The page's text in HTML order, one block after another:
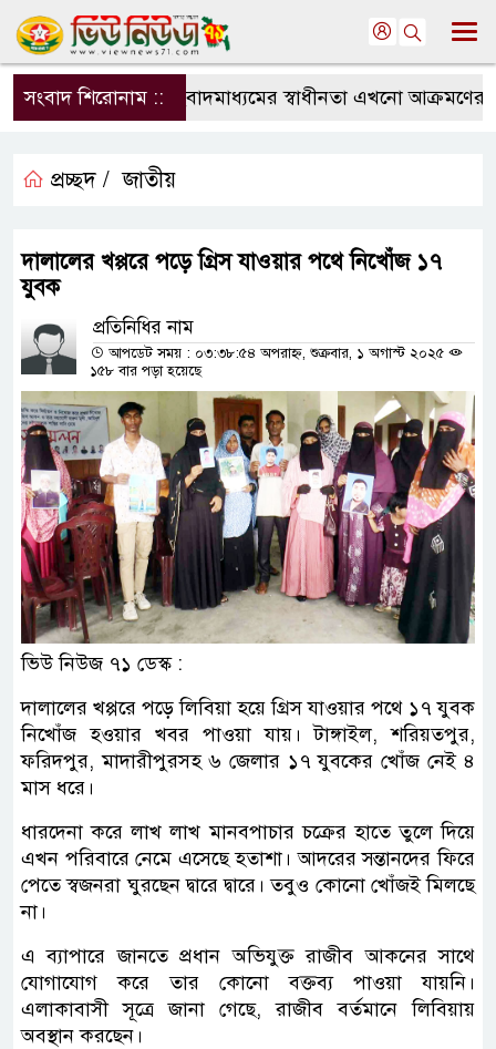
সংবাদ শিরোনাম ::সংবাদমাধ্যমের স্বাধীনতা এখনো আক্রমণের
প্রচ্ছদ / জাতীয়
দালালের খপ্পরে পড়ে গ্রিস যাওয়ার পথে নিখোঁজ ১৭
যুবক
প্রতিনিধির নাম
আপডেট সময় : ০৩:৩৮:৫৪ অপরাহ্ন, শুক্রবার, ১ অগাস্ট ২০২৫
১৫৮ বার পড়া হয়েছে
ভিউ নিউজ ৭১ ডেস্ক :
দালালের খপ্পরে পড়ে লিবিয়া হয়ে গ্রিস যাওয়ার পথে ১৭ যুবক
নিখোঁজ হওয়ার খবর পাওয়া যায়। টাঙ্গাইল, শরিয়তপুর,
ফরিদপুর, মাদারীপুরসহ ৬ জেলার ১৭ যুবকের খোঁজ নেই ৪
মাস ধরে।
ধারদেনা করে লাখ লাখ মানবপাচার চক্রের হাতে তুলে দিয়ে
এখন পরিবারে নেমে এসেছে হতাশা। আদরের সন্তানদের ফিরে
পেতে স্বজনরা ঘুরছেন দ্বারে দ্বারে। তবুও কোনো খোঁজই মিলছে
না।
এ ব্যাপারে জানতে প্রধান অভিযুক্ত রাজীব আকনের সাথে
যোগাযোগ করে তার কোনো বক্তব্য পাওয়া যায়নি।
এলাকাবাসী সূত্রে জানা গেছে, রাজীব বর্তমানে লিবিয়ায়
অবস্থান করছেন।